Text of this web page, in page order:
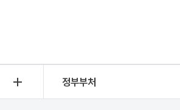
정부부처